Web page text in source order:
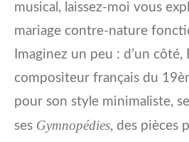
musical, laissez-moi vous
mariage contre-nature
Imaginez un peu : d’un côté,
compositeur français du
pour son style minimaliste,
ses Gymnopédies, des pièces